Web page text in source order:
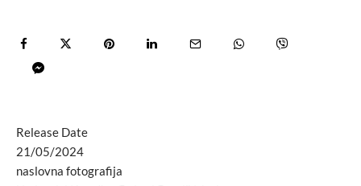
Release Date
21/05/2024
naslovna fotografija